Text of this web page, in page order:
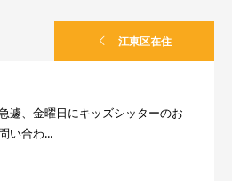
江東区在住
遽、金曜日にキッズシッターのお
い合わ...